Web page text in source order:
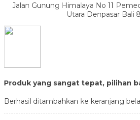
Jalan Gunung Himalaya No 11
Utara Denpasar Bali
Produk yang sangat tepat, pilihan
Berhasil ditambahkan ke keranjang